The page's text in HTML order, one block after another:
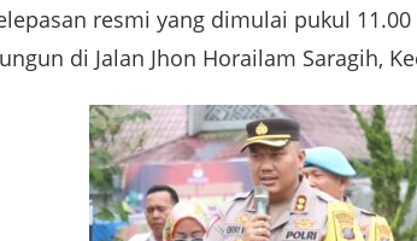
resmi yang dimulai pukul
di Jalan Jhon Horailam Saragih,